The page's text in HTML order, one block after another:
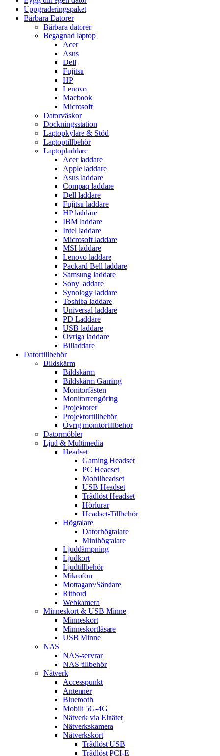
Uppgraderingspaket
Bärbara Datorer
Bärbara datorer
Begagnad laptop
Acer
Asus
Dell
Fujitsu
HP
Lenovo
Macbook
Microsoft
Datorväskor
Dockningsstation
Laptopkylare & Stöd
Laptoptillbehör
Laptopladdare
Acer laddare
Apple laddare
Asus laddare
Compaq laddare
Dell laddare
Fujitsu laddare
HP laddare
IBM laddare
Intel laddare
Microsoft laddare
MSI laddare
Lenovo laddare
Packard Bell laddare
Samsung laddare
Sony laddare
Synology laddare
Toshiba laddare
Universal laddare
PD Laddare
USB laddare
Övriga laddare
Billaddare
Datortillbehör
Bildskärm
Bildskärm
Bildskärm Gaming
Monitorfästen
Monitorrengöring
Projektorer
Projektortillbehör
Övrig monitortillbehör
Datormöbler
Ljud & Multimedia
Headset
Gaming Headset
PC Headset
Mobilheadset
USB Headset
Trådlöst Headset
Hörlurar
Headset-Tillbehör
Högtalare
Datorhögtalare
Minihögtalare
Ljuddämpning
Ljudkort
Ljudtillbehör
Mikrofon
Mottagare/Sändare
Ritbord
Webkamera
Minneskort & USB Minne
Minneskort
Minneskortläsare
USB Minne
NAS
NAS-servrar
NAS tillbehör
Nätverk
Accesspunkt
Antenner
Bluetooth
Mobilt 5G-4G
Nätverk via Elnätet
Nätverkskamera
Nätverkskort
Trådlöst USB
Trådlöst PCI-E